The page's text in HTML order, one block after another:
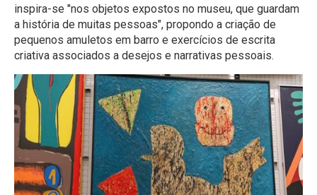
inspira-se "nos objetos expostos no museu, que guardam
a história de muitas pessoas", propondo a criação de
pequenos amuletos em barro e exercícios de escrita
criativa associados a desejos e narrativas pessoais.